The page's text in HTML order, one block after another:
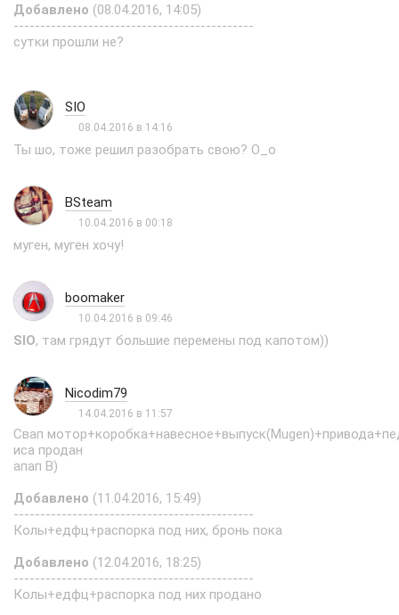
Добавлено (08.04.2016, 14:05)
---------------------------------------------
сутки прошли не?
SIO
08.04.2016 в 14:16
Ты шо, тоже решил разобрать свою? О_о
BSteam
10.04.2016 в 00:18
муген, муген хочу!
boomaker
10.04.2016 в 09:46
SIO, там грядут большие перемены под капотом))
Nicodim79
14.04.2016 в 11:57
Cвап
иса продан
апап B)
Добавлено (11.04.2016, 15:49)
---------------------------------------------
Колы+едфц+распорка под них, бронь пока
Добавлено (12.04.2016, 18:25)
---------------------------------------------
Колы+едфц+распорка под них продано